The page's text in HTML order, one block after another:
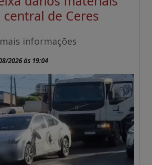
de Ceres
informações
2026 às 19:04